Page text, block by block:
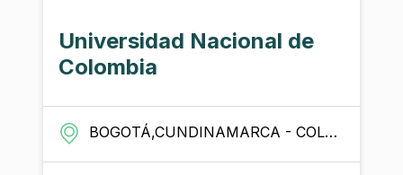
Universidad Nacional de
Colombia
BOGOTÁ,CUNDINAMARCA - COLOMBIA